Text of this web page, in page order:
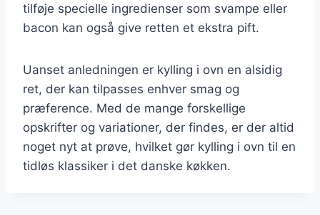
tilføje specielle ingredienser som svampe eller
bacon kan også give retten et ekstra pift.
Uanset anledningen er kylling i ovn en alsidig
ret, der kan tilpasses enhver smag og
præference. Med de mange forskellige
opskrifter og variationer, der findes, er der altid
noget nyt at prøve, hvilket gør kylling i ovn til en
tidløs klassiker i det danske køkken.